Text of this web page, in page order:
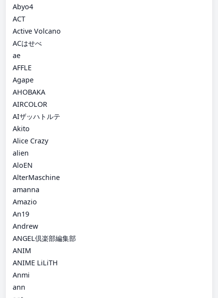
Abyo4
ACT
Active Volcano
ACはせべ
ae
AFFLE
Agape
AHOBAKA
AIRCOLOR
AIザッハトルテ
Akito
Alice Crazy
alien
AloEN
AlterMaschine
amanna
Amazio
An19
Andrew
ANGEL倶楽部編集部
ANIM
ANIME LiLiTH
Anmi
ann